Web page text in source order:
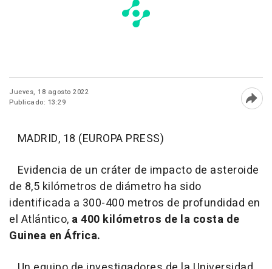
Jueves, 18 agosto 2022
Publicado: 13:29
MADRID, 18 (EUROPA PRESS)
Evidencia de un cráter de impacto de asteroide
de 8,5 kilómetros de diámetro ha sido
identificada a 300-400 metros de profundidad en
el Atlántico, a 400 kilómetros de la costa de
Guinea en África.